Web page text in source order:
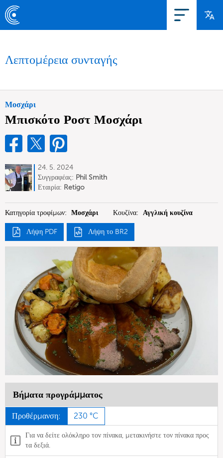
Λεπτομέρεια συνταγής
Μοσχάρι
Μπισκότο Ροστ Μοσχάρι
24. 5. 2024
Συγγραφέας: Phil Smith
Εταιρία: Retigo
Κατηγορία τροφίμων: Μοσχάρι Κουζίνα: Αγγλική κουζίνα
Λήψη PDF Λήψη το BR2
Βήματα προγράμματος
Προθέρμανση: 230 °C
Για να δείτε ολόκληρο τον πίνακα, μετακινήστε τον πίνακα προς
τα δεξιά.